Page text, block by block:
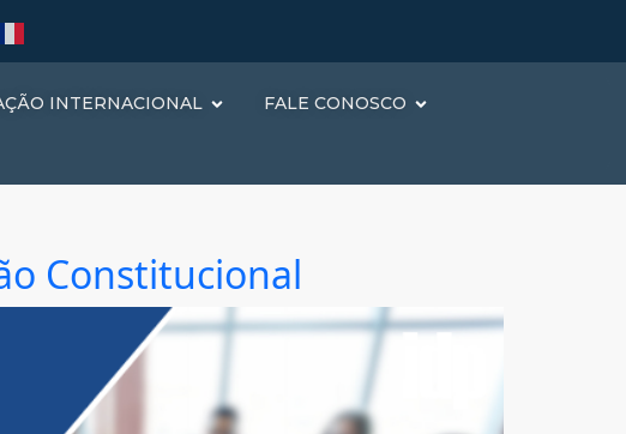
INTERNACIONAL FALE CONOSCO
Constitucional